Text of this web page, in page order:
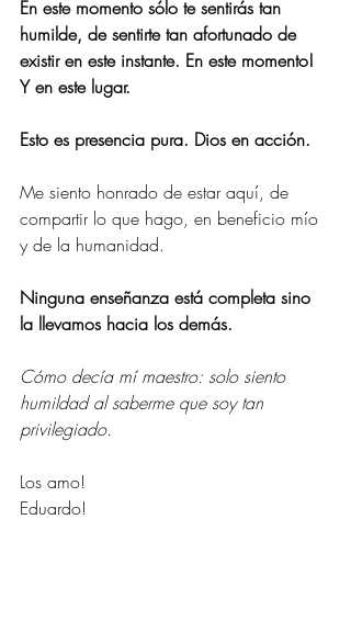
En este momento sólo te sentirás tan
humilde, de sentirte tan afortunado de
existir en este instante. En este momento!
Y en este lugar.
Esto es presencia pura. Dios en acción.
Me siento honrado de estar aquí, de
compartir lo que hago, en beneficio mío
y de la humanidad.
Ninguna enseñanza está completa sino
la llevamos hacia los demás.
Cómo decía mí maestro: solo siento
humildad al saberme que soy tan
privilegiado.
Los amo!
Eduardo!